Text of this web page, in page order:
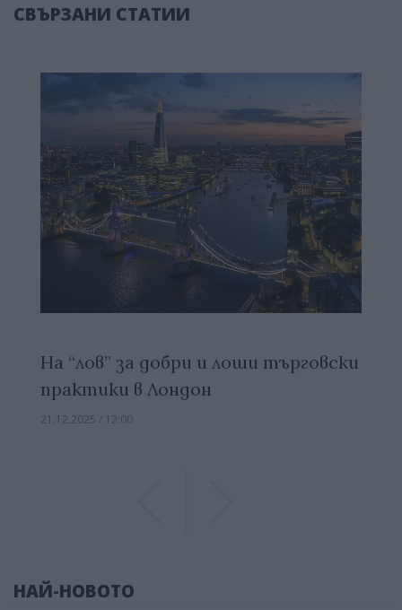
СВЪРЗАНИ СТАТИИ
На “лов” за добри и лоши търговски
практики в Лондон
21.12.2025 / 12:00
НАЙ-НОВОТО